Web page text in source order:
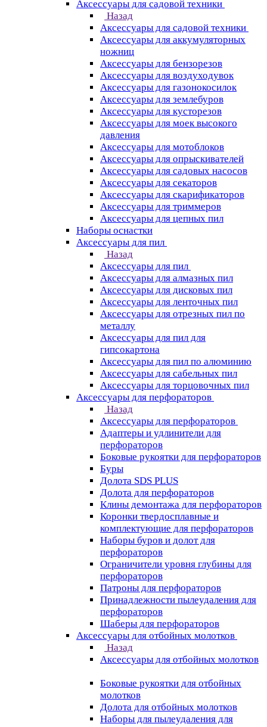
Аксессуары для садовой техники
Назад
Аксессуары для садовой техники
Аксессуары для аккумуляторных
ножниц
Аксессуары для бензорезов
Аксессуары для воздуходувок
Аксессуары для газонокосилок
Аксессуары для землебуров
Аксессуары для кусторезов
Аксессуары для моек высокого
давления
Аксессуары для мотоблоков
Аксессуары для опрыскивателей
Аксессуары для садовых насосов
Аксессуары для секаторов
Аксессуары для скарификаторов
Аксессуары для триммеров
Аксессуары для цепных пил
Наборы оснастки
Аксессуары для пил
Назад
Аксессуары для пил
Аксессуары для алмазных пил
Аксессуары для дисковых пил
Аксессуары для ленточных пил
Аксессуары для отрезных пил по
металлу
Аксессуары для пил для
гипсокартона
Аксессуары для пил по алюминию
Аксессуары для сабельных пил
Аксессуары для торцовочных пил
Аксессуары для перфораторов
Назад
Аксессуары для перфораторов
Адаптеры и удлинители для
перфораторов
Боковые рукоятки для перфораторов
Буры
Долота SDS PLUS
Долота для перфораторов
Клины демонтажа для перфораторов
Коронки твердосплавные и
комплектующие для перфораторов
Наборы буров и долот для
перфораторов
Ограничители уровня глубины для
перфораторов
Патроны для перфораторов
Принадлежности пылеудаления для
перфораторов
Шаберы для перфораторов
Аксессуары для отбойных молотков
Назад
Аксессуары для отбойных молотков
Боковые рукоятки для отбойных
молотков
Долота для отбойных молотков
Наборы для пылеудаления для